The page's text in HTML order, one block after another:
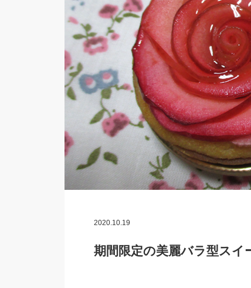
2020.10.19
期間限定の美麗バラ型スイ